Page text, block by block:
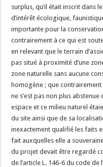
surplus, qu’il était inscrit dans
d’intérêt écologique,
importante pour la
contrairement à ce qui est
en relevant que le terrain
pas situé à proximité d’une
zone naturelle sans aucune
homogène ; que
ne s’est pas non plus
espace et ce milieu naturel
du site ainsi que de sa
inexactement qualifié les faits
fait auxquelles elle a
du projet devait être regardé
de l’article L. 146-6 du code de